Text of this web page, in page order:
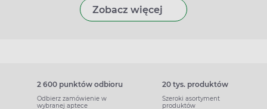
Zobacz więcej
2 600 punktów odbioru
Odbierz zamówienie w
wybranej aptece
20 tys. produktów
Szeroki asortyment
produktów